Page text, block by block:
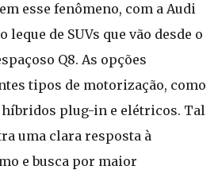
esse fenômeno, com a Audi
leque de SUVs que vão desde o
Q8. As opções
tipos de motorização, como
plug-in e elétricos. Tal
uma clara resposta à
e busca por maior